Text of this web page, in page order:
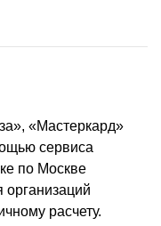
«Мастеркард»
сервиса
по Москве
расчету.